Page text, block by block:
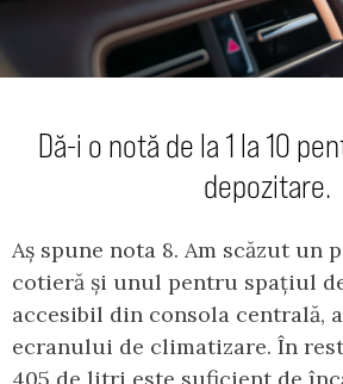
Dă-i o notă de la 1 la 10
depozitare.
Aș spune nota 8. Am scăzut un
cotieră și unul pentru spațiul
accesibil din consola centrală,
ecranului de climatizare. În